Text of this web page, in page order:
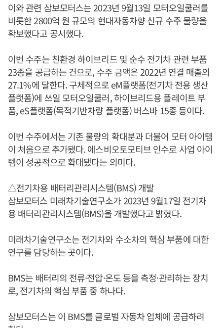
이와 관련 삼보모터스는 2023년 9월13일 모터오일쿨러를
비롯한 2800억 원 규모의 현대자동차향 신규 수주 물량을
확보했다고 공시했다.
이번 수주는 친환경 하이브리드 및 순수 전기차 관련 부품
23종을 공급하는 건으로, 수주 금액은 2022년 연결 매출의
27.1%에 달한다. 구체적으로 eM플랫폼(전기차 전용 생산
플랫폼)에 쓰일 모터오일쿨러, 하이브리드용 플레이트 부
품, eS플랫폼(목적기반차량 플랫폼) 버스바 15종 등이다.
이번 수주에서는 기존 물량의 확대분과 더불어 모터 아이템
이 처음으로 추가됐다. 에스비오토모티브 인수로 사업 아이
템이 성공적으로 확대됐다는 의미다.
△전기차용 배터리관리시스템(BMS) 개발
삼보모터스 미래차기술연구소가 2023년 9월17일 전기차
용 배터리관리시스템(BMS)을 개발했다고 밝혔다.
미래차기술연구소는 전기차와 수소차의 핵심 부품에 대한
연구를 담당하는 곳이다.
BMS는 배터리의 전류·전압·온도 등을 측정·관리하는 장치
로, 전기차의 핵심 부품 중 하나다.
삼보모터스는 이 BMS를 글로벌 자동차 업체에 공급하려